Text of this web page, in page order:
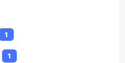
1
1